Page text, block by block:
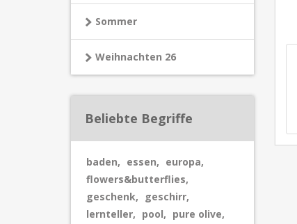
Sommer
Weihnachten 26
Beliebte Begriffe
baden, essen, europa,
flowers&butterflies,
geschenk, geschirr,
lernteller, pool, pure olive,